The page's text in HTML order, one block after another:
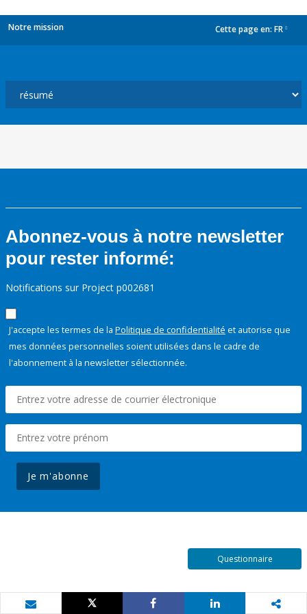
Notre mission Cette page en: FR
Abonnez-vous à notre newsletter
pour rester informé:
Notifications sur Project p002681
J'accepte les termes de la Politique de confidentialité et autorise que
mes données personnelles soient utilisées dans le cadre de
l'abonnement à la newsletter sélectionnée.
Je m'abonne
Questionnaire